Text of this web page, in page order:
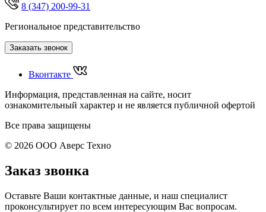
8 (347) 200-99-31
Региональное представительство
Заказать звонок
Вконтакте
Информация, представленная на сайте, носит
ознакомительный характер и не является публичной офертой
Все права защищены
© 2026 ООО Аверс Техно
Заказ звонка
Оставьте Ваши контактные данные, и наш специалист
проконсультирует по всем интересующим Вас вопросам.